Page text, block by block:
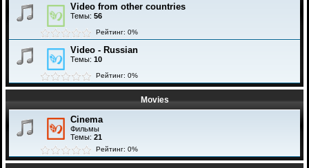
Video from other countries
Темы: 56
Рейтинг: 0%
Video - Russian
Темы: 10
Рейтинг: 0%
Movies
Cinema
Фильмы
Темы: 21
Рейтинг: 0%